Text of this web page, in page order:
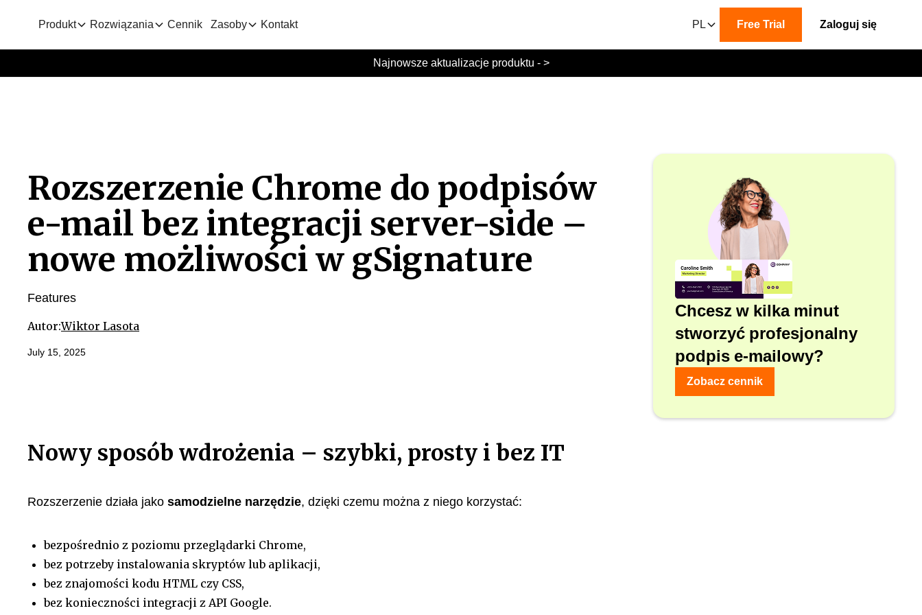
Produkt Rozwiązania Cennik Zasoby Kontakt PL Free Trial Zaloguj się
Najnowsze aktualizacje produktu - >
Rozszerzenie Chrome do podpisów
e-mail bez integracji server-side –
nowe możliwości w gSignature
Features
Autor:Wiktor Lasota
July 15, 2025
Chcesz w kilka minut
stworzyć profesjonalny
podpis e-mailowy?
Zobacz cennik
Nowy sposób wdrożenia – szybki, prosty i bez IT
Rozszerzenie działa jako samodzielne narzędzie, dzięki czemu można z niego korzystać:
bezpośrednio z poziomu przeglądarki Chrome,
bez potrzeby instalowania skryptów lub aplikacji,
bez znajomości kodu HTML czy CSS,
bez konieczności integracji z API Google.